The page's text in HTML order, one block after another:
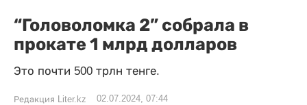
“Головоломка 2” собрала в
прокате 1 млрд долларов
Это почти 500 трлн тенге.
Редакция Liter.kz 02.07.2024, 07:44